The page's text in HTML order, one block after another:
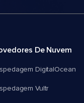
De Nuvem
DigitalOcean
Vultr